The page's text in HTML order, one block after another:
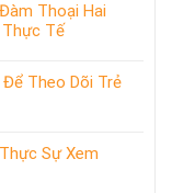
Thoại Hai
Thực Tế
Để Theo Dõi Trẻ
Sự Xem